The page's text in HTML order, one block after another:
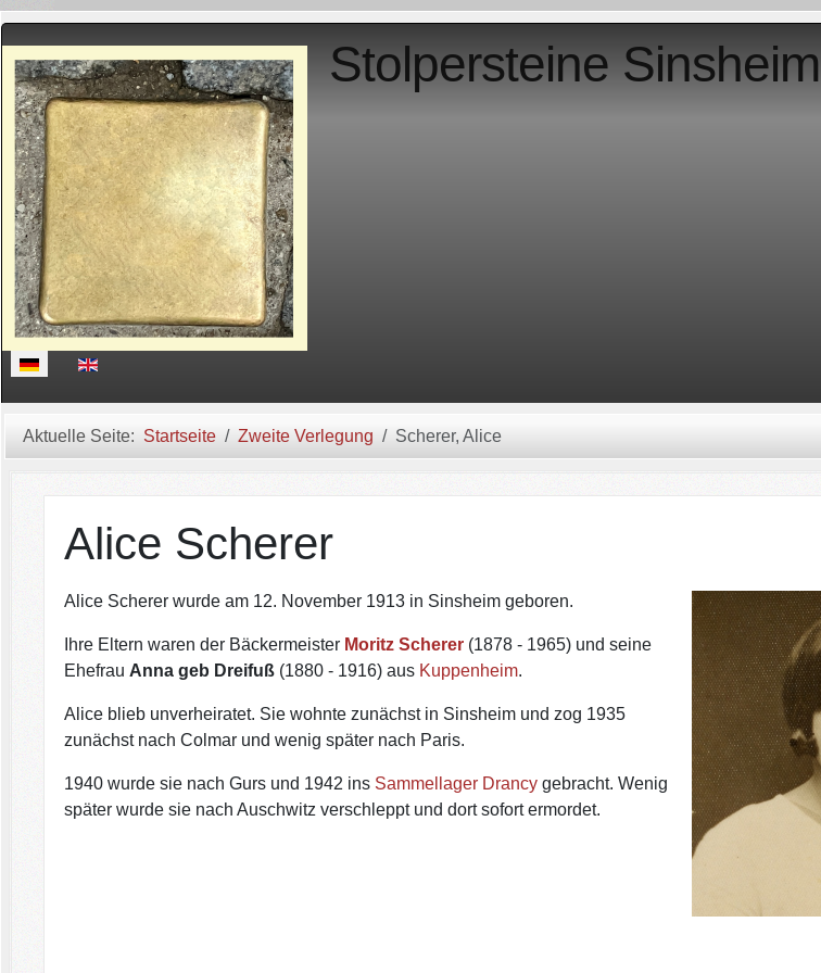
Stolpersteine Sinsheim
Sprache auswählen
Aktuelle Seite: Startseite Zweite Verlegung Scherer, Alice
Alice Scherer
Alice Scherer wurde am 12. November 1913 in Sinsheim geboren.
Ihre Eltern waren der Bäckermeister Moritz Scherer (1878 - 1965) und seine
Ehefrau Anna geb Dreifuß (1880 - 1916) aus Kuppenheim.
Alice blieb unverheiratet. Sie wohnte zunächst in Sinsheim und zog 1935
zunächst nach Colmar und wenig später nach Paris.
1940 wurde sie nach Gurs und 1942 ins Sammellager Drancy gebracht. Wenig
später wurde sie nach Auschwitz verschleppt und dort sofort ermordet.